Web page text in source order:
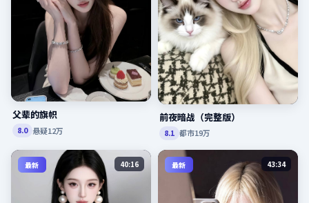
父辈的旗帜
8.0 悬疑12万
前夜暗战（完整版）
8.1 都市19万
最新 40:16 最新 43:34